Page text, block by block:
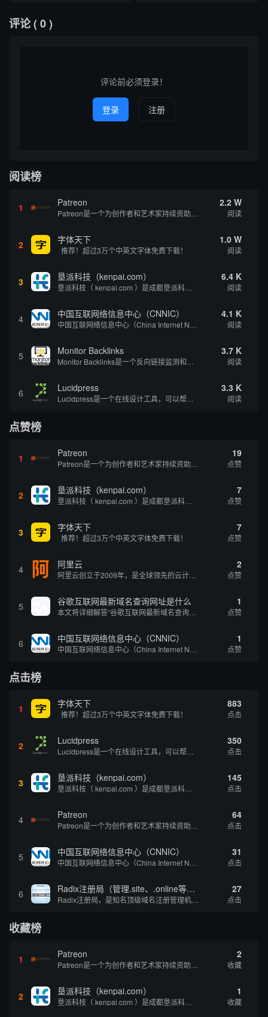
评论( 0 )
评论前必须登录！
登录 注册
阅读榜
1 Patreon 2.2 W
阅读
2 字体天下
推荐！超过3万个中英文字体免费下载！
1.0 W
阅读
3 垦派科技（kenpai.com） 6.4 K
阅读
4 中国互联网络信息中心（CNNIC） 4.1 K
阅读
5 Monitor Backlinks 3.7 K
阅读
6 Lucidpress 3.3 K
阅读
点赞榜
1 Patreon 19
点赞
2 垦派科技（kenpai.com） 7
点赞
3 字体天下
推荐！超过3万个中英文字体免费下载！
7
点赞
4 阿里云 2
点赞
5 谷歌互联网最新域名查询网址是什么 1
点赞
6 中国互联网络信息中心（CNNIC） 1
点赞
点击榜
1 字体天下
推荐！超过3万个中英文字体免费下载！
883
点击
2 Lucidpress 350
点击
3 垦派科技（kenpai.com） 145
点击
4 Patreon 64
点击
5 中国互联网络信息中心（CNNIC） 31
点击
6 Radix注册局（管理.site、.online等顶级域名） 27
点击
收藏榜
1 Patreon 2
收藏
2 垦派科技（kenpai.com） 1
收藏